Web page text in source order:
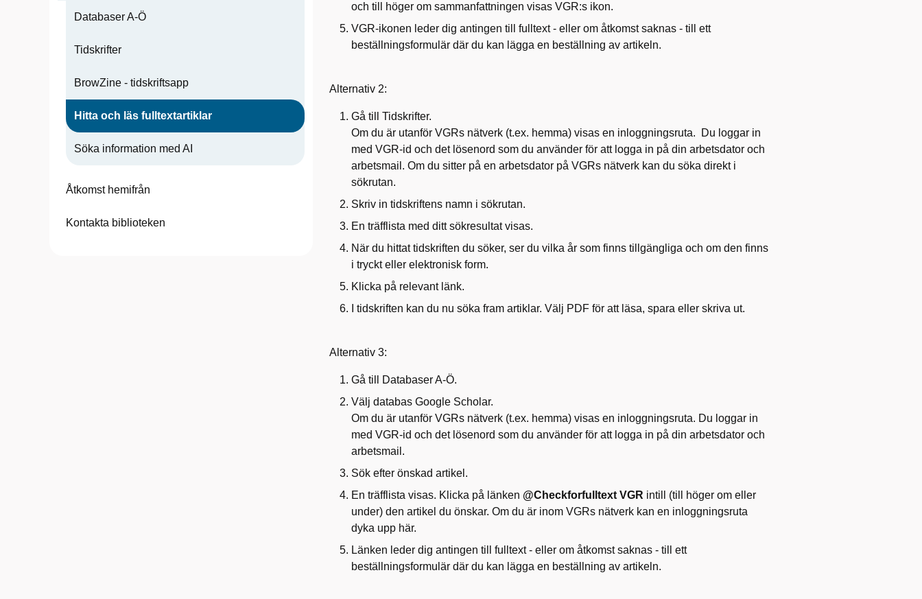
Databaser A-Ö
Tidskrifter
BrowZine - tidskriftsapp
Hitta och läs fulltextartiklar
Söka information med AI
Åtkomst hemifrån
Kontakta biblioteken
och till höger om sammanfattningen visas VGR:s ikon.
VGR-ikonen leder dig antingen till fulltext - eller om åtkomst saknas - till ett
beställningsformulär där du kan lägga en beställning av artikeln.
Alternativ 2:
Gå till Tidskrifter.
Om du är utanför VGRs nätverk (t.ex. hemma) visas en inloggningsruta. Du loggar in
med VGR-id och det lösenord som du använder för att logga in på din arbetsdator och
arbetsmail. Om du sitter på en arbetsdator på VGRs nätverk kan du söka direkt i
sökrutan.
Skriv in tidskriftens namn i sökrutan.
En träfflista med ditt sökresultat visas.
När du hittat tidskriften du söker, ser du vilka år som finns tillgängliga och om den finns
i tryckt eller elektronisk form.
Klicka på relevant länk.
I tidskriften kan du nu söka fram artiklar. Välj PDF för att läsa, spara eller skriva ut.
Alternativ 3:
Gå till Databaser A-Ö.
Välj databas Google Scholar.
Om du är utanför VGRs nätverk (t.ex. hemma) visas en inloggningsruta. Du loggar in
med VGR-id och det lösenord som du använder för att logga in på din arbetsdator och
arbetsmail.
Sök efter önskad artikel.
En träfflista visas. Klicka på länken @Checkforfulltext VGR intill (till höger om eller
under) den artikel du önskar. Om du är inom VGRs nätverk kan en inloggningsruta
dyka upp här.
Länken leder dig antingen till fulltext - eller om åtkomst saknas - till ett
beställningsformulär där du kan lägga en beställning av artikeln.